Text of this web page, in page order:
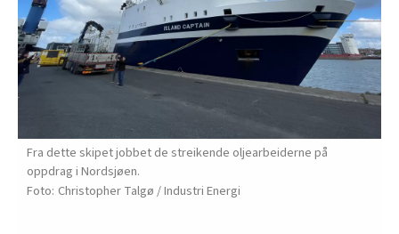
Fra dette skipet jobbet de streikende oljearbeiderne på
oppdrag i Nordsjøen.
Christopher Talgø / Industri Energi